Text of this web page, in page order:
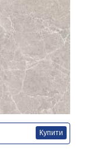
Купити